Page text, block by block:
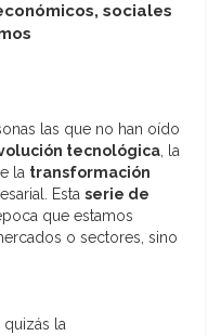
sociales
las que no han oído
tecnológica, la
la transformación
Esta serie de
que estamos
o sectores, sino
quizás la